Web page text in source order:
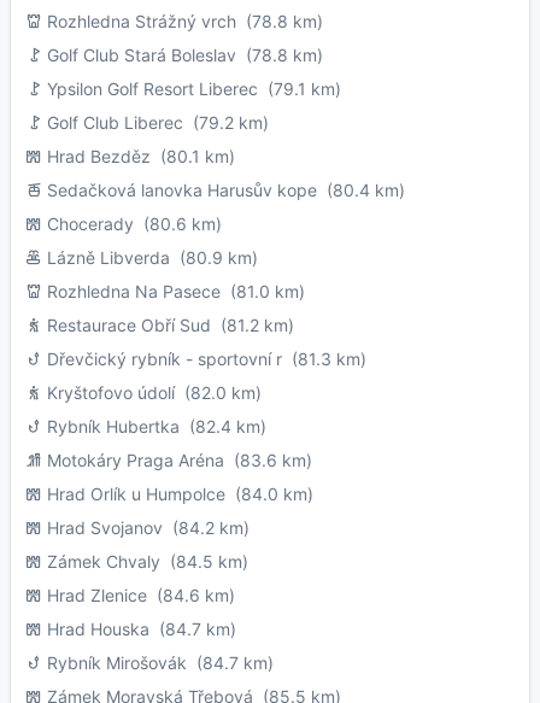
Rozhledna Strážný vrch (78.8 km)
Golf Club Stará Boleslav (78.8 km)
Ypsilon Golf Resort Liberec (79.1 km)
Golf Club Liberec (79.2 km)
Hrad Bezděz (80.1 km)
Sedačková lanovka Harusův kope (80.4 km)
Chocerady (80.6 km)
Lázně Libverda (80.9 km)
Rozhledna Na Pasece (81.0 km)
Restaurace Obří Sud (81.2 km)
Dřevčický rybník - sportovní r (81.3 km)
Kryštofovo údolí(82.0 km)
Rybník Hubertka (82.4 km)
Motokáry Praga Aréna (83.6 km)
Hrad Orlík u Humpolce (84.0 km)
Hrad Svojanov (84.2 km)
Zámek Chvaly (84.5 km)
Hrad Zlenice (84.6 km)
Hrad Houska (84.7 km)
Rybník Mirošovák (84.7 km)
Zámek Moravská Třebová (85.5 km)